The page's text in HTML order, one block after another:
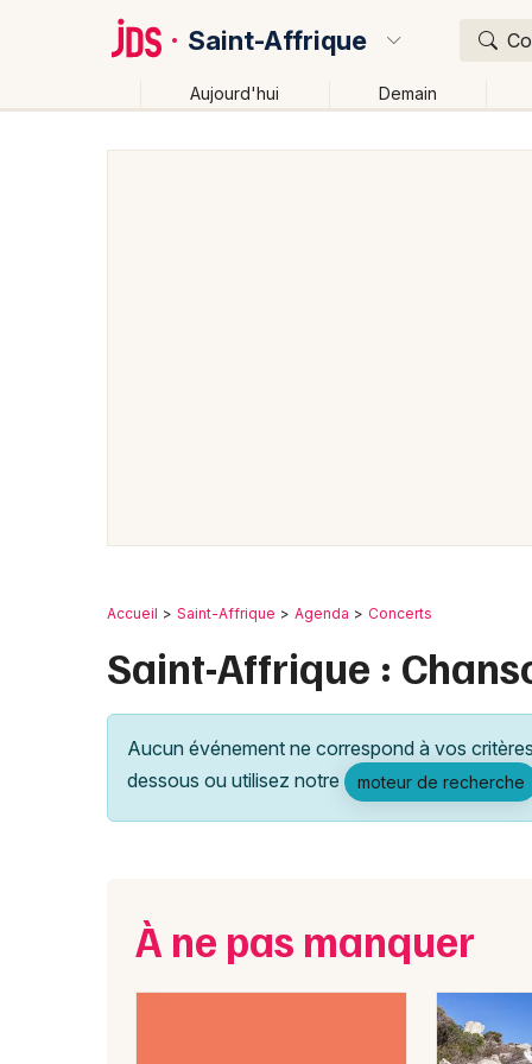
Saint-Affrique
Aujourd'hui Demain
Accueil Saint-Affrique Agenda Concerts
Saint-Affrique :
Aucun événement ne correspond à vos
dessous ou utilisez notre
moteur de recherche
À ne pas manquer